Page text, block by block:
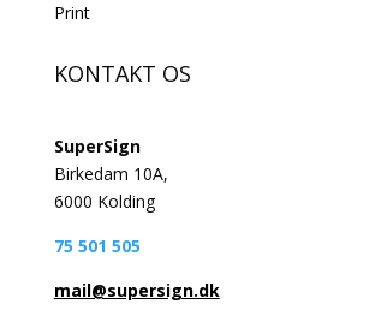
Print
KONTAKT OS
SuperSign
Birkedam 10A,
6000 Kolding
75 501 505
mail@supersign.dk